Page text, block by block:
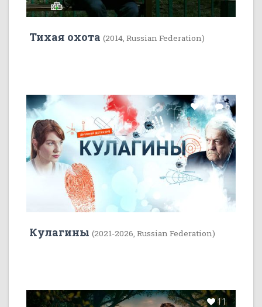
Тихая охота (2014, Russian Federation)
22 5
Кулагины (2021-2026, Russian Federation)
11